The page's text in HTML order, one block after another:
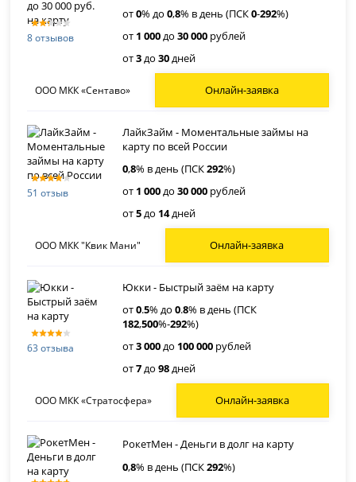
8 отзывов
от0% до0,8% в день (ПСК0-292%)
от 1 000до30 000 рублей
от3до30дней
ООО МКК «Сентаво» Онлайн-заявка
51 отзыв
ЛайкЗайм - Моментальные займы на
карту по всей России
0,8% в день (ПСК292%)
от 1 000до30 000 рублей
от5до 14дней
ООО МКК "Квик Мани" Онлайн-заявка
63 отзыва
Юкки - Быстрый заём на карту
от0.5% до0.8% в день (ПСК
182,500%-292%)
от3 000до 100 000 рублей
от7до98дней
ООО МКК «Стратосфера» Онлайн-заявка
РокетМен - Деньги в долг на карту
0,8% в день (ПСК292%)